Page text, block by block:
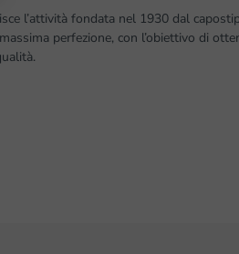
l’attività fondata nel 1930 dal
perfezione, con l’obiettivo di